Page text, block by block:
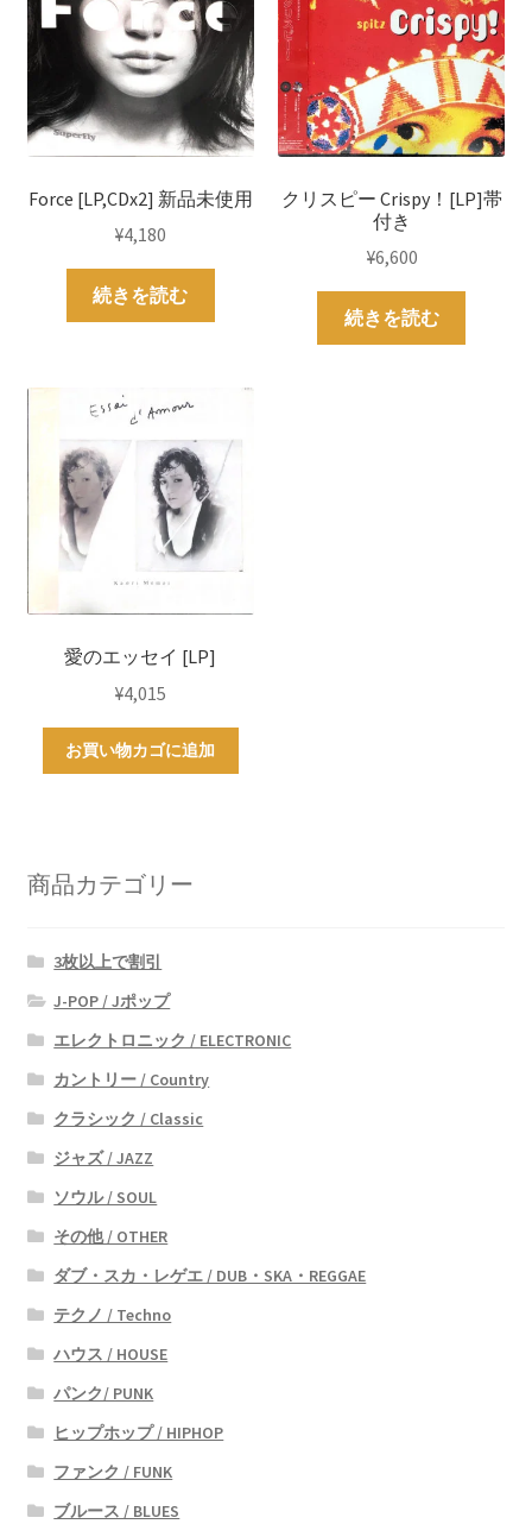
Force [LP,CDx2] 新品未使用
¥4,180
続きを読む
クリスピー Crispy！[LP]帯
付き
¥6,600
続きを読む
愛のエッセイ [LP]
¥4,015
お買い物カゴに追加
商品カテゴリー
3枚以上で割引
J-POP / Jポップ
エレクトロニック / ELECTRONIC
カントリー / Country
クラシック / Classic
ジャズ / JAZZ
ソウル / SOUL
その他 / OTHER
ダブ・スカ・レゲエ / DUB・SKA・REGGAE
テクノ / Techno
ハウス / HOUSE
パンク/ PUNK
ヒップホップ / HIPHOP
ファンク / FUNK
ブルース / BLUES